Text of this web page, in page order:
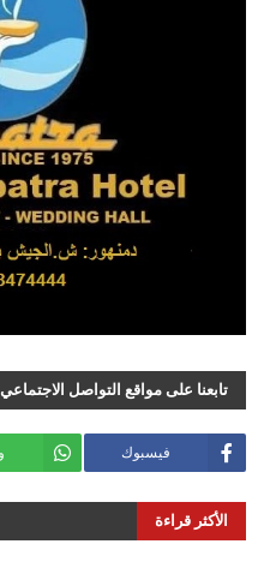
تابعنا على مواقع التواصل الاجتماعي
فيسبوك
الأكثر قراءة